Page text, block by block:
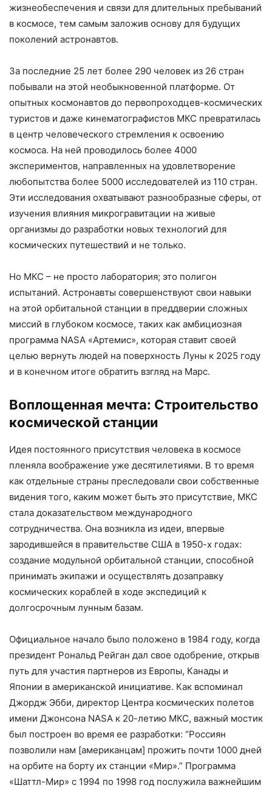
жизнеобеспечения и связи для длительных пребываний
в космосе, тем самым заложив основу для будущих
поколений астронавтов.
За последние 25 лет более 290 человек из 26 стран
побывали на этой необыкновенной платформе. От
опытных космонавтов до первопроходцев-космических
туристов и даже кинематографистов МКС превратилась
в центр человеческого стремления к освоению
космоса. На ней проводилось более 4000
экспериментов, направленных на удовлетворение
любопытства более 5000 исследователей из 110 стран.
Эти исследования охватывают разнообразные сферы, от
изучения влияния микрогравитации на живые
организмы до разработки новых технологий для
космических путешествий и не только.
Но МКС – не просто лаборатория; это полигон
испытаний. Астронавты совершенствуют свои навыки
на этой орбитальной станции в преддверии сложных
миссий в глубоком космосе, таких как амбициозная
программа NASA «Артемис», которая ставит своей
целью вернуть людей на поверхность Луны к 2025 году
и в конечном итоге обратить взгляд на Марс.
Воплощенная мечта: Строительство
космической станции
Идея постоянного присутствия человека в космосе
пленяла воображение уже десятилетиями. В то время
как отдельные страны преследовали свои собственные
видения того, каким может быть это присутствие, МКС
стала доказательством международного
сотрудничества. Она возникла из идеи, впервые
зародившейся в правительстве США в 1950-х годах:
создание модульной орбитальной станции, способной
принимать экипажи и осуществлять дозаправку
космических кораблей в ходе экспедиций к
долгосрочным лунным базам.
Официальное начало было положено в 1984 году, когда
президент Рональд Рейган дал свое одобрение, открыв
путь для участия партнеров из Европы, Канады и
Японии в американской инициативе. Как вспоминал
Джордж Эбби, директор Центра космических полетов
имени Джонсона NASA к 20-летию МКС, важный мостик
был построен во время ее разработки: “Россиян
позволили нам [американцам] прожить почти 1000 дней
на орбите на борту их станции «Мир».” Программа
«Шаттл-Мир» с 1994 по 1998 год послужила важнейшим